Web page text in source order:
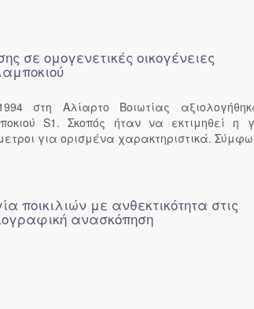
σε ομογενετικές οικογένειες
στη Αλίαρτο Βοιωτίας
S1. Σκοπός ήταν να εκτιμηθεί η
για ορισμένα χαρακτηριστικά.
ποικιλιών με ανθεκτικότητα στις
ανασκόπηση